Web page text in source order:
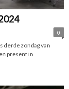
0
derde zondag van
present in